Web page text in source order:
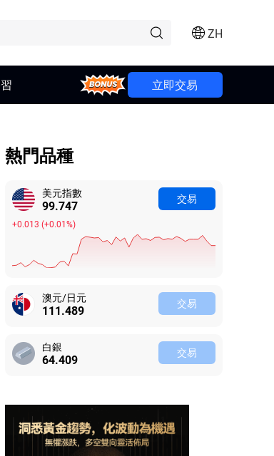
ZH
Bonus 立即交易
熱門品種
美元指數
99.748
+0.014 (+0.01%)
交易
澳元/日元
111.488 交易
白銀
64.409 交易